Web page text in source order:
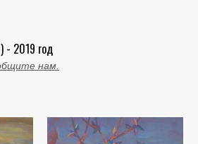
- 2019 год
нам.